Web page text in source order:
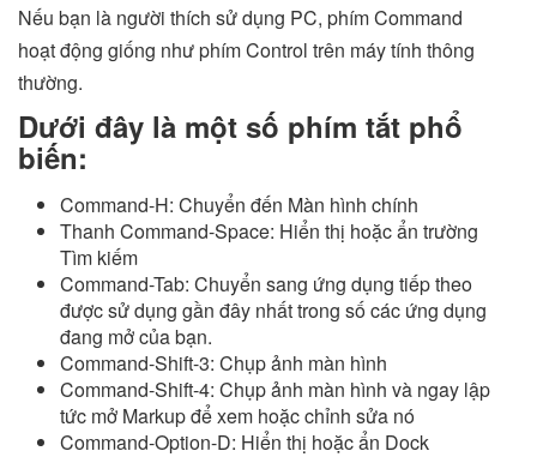
Nếu bạn là người thích sử dụng PC, phím Command
hoạt động giống như phím Control trên máy tính thông
thường.
Dưới đây là một số phím tắt phổ
biến:
Command-H: Chuyển đến Màn hình chính
Thanh Command-Space: Hiển thị hoặc ẩn trường
Tìm kiếm
Command-Tab: Chuyển sang ứng dụng tiếp theo
được sử dụng gần đây nhất trong số các ứng dụng
đang mở của bạn.
Command-Shift-3: Chụp ảnh màn hình
Command-Shift-4: Chụp ảnh màn hình và ngay lập
tức mở Markup để xem hoặc chỉnh sửa nó
Command-Option-D: Hiển thị hoặc ẩn Dock